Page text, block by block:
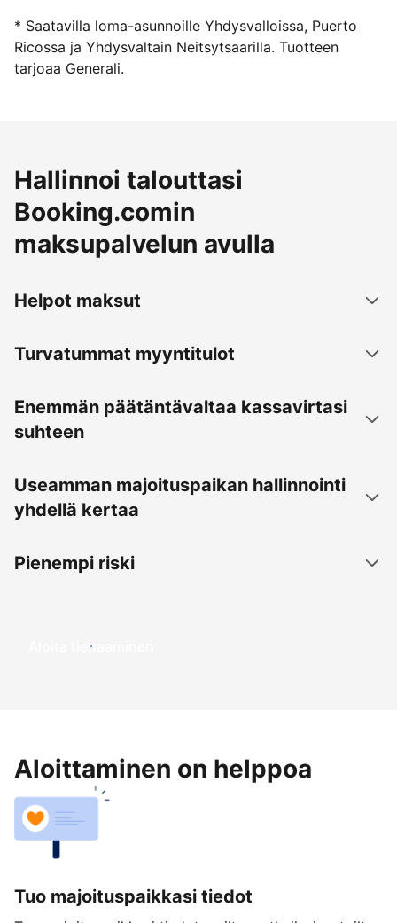
* Saatavilla loma-asunnoille Yhdysvalloissa, Puerto
Ricossa ja Yhdysvaltain Neitsytsaarilla. Tuotteen
tarjoaa Generali.
Hallinnoi talouttasi
Booking.comin
maksupalvelun avulla
Helpot maksut
Turvatummat myyntitulot
Enemmän päätäntävaltaa kassavirtasi
suhteen
Useamman majoituspaikan hallinnointi
yhdellä kertaa
Pienempi riski
Aloita tienaaminen
Aloittaminen on helppoa
Tuo majoituspaikkasi tiedot